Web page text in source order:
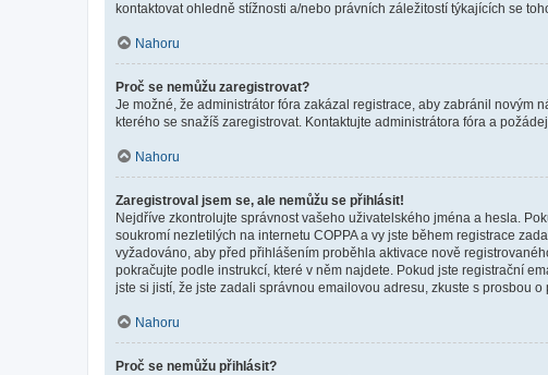
kontaktovat ohledně stížnosti a/nebo právních záležitostí týkajících se
Nahoru
Proč se nemůžu zaregistrovat?
Je možné, že administrátor fóra zakázal registrace, aby zabránil novým
kterého se snažíš zaregistrovat. Kontaktujte administrátora fóra a
Nahoru
Zaregistroval jsem se, ale nemůžu se přihlásit!
Nejdříve zkontrolujte správnost vašeho uživatelského jména a hesla.
soukromí nezletilých na internetu COPPA a vy jste během registrace
vyžadováno, aby před přihlášením proběhla aktivace nově
pokračujte podle instrukcí, které v něm najdete. Pokud jste registrační
jste si jistí, že jste zadali správnou emailovou adresu, zkuste s prosbou
Nahoru
Proč se nemůžu přihlásit?